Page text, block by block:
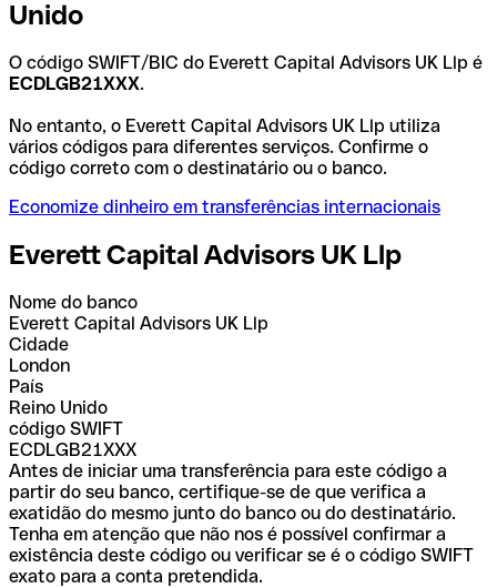
Unido
O código SWIFT/BIC do Everett Capital Advisors UK Llp é
ECDLGB21XXX.
No entanto, o Everett Capital Advisors UK Llp utiliza
vários códigos para diferentes serviços. Confirme o
código correto com o destinatário ou o banco.
Economize dinheiro em transferências internacionais
Everett Capital Advisors UK Llp
Nome do banco
Everett Capital Advisors UK Llp
Cidade
London
País
Reino Unido
código SWIFT
ECDLGB21XXX
Antes de iniciar uma transferência para este código a
partir do seu banco, certifique-se de que verifica a
exatidão do mesmo junto do banco ou do destinatário.
Tenha em atenção que não nos é possível confirmar a
existência deste código ou verificar se é o código SWIFT
exato para a conta pretendida.